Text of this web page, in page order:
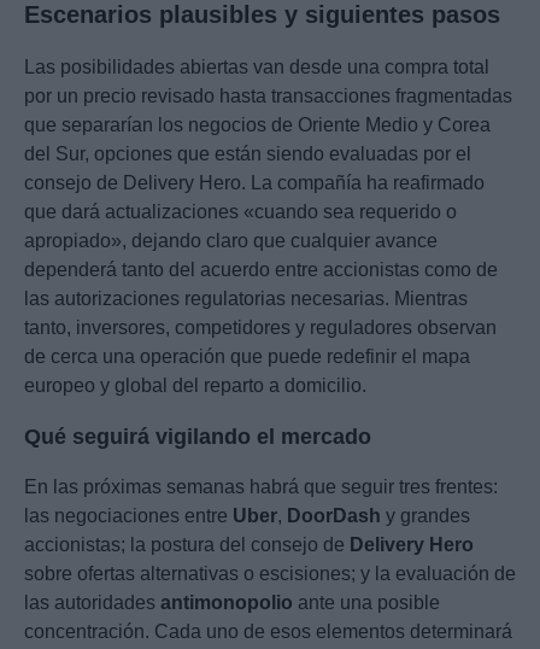
Escenarios plausibles y siguientes pasos
Las posibilidades abiertas van desde una compra total
por un precio revisado hasta transacciones fragmentadas
que separarían los negocios de Oriente Medio y Corea
del Sur, opciones que están siendo evaluadas por el
consejo de Delivery Hero. La compañía ha reafirmado
que dará actualizaciones «cuando sea requerido o
apropiado», dejando claro que cualquier avance
dependerá tanto del acuerdo entre accionistas como de
las autorizaciones regulatorias necesarias. Mientras
tanto, inversores, competidores y reguladores observan
de cerca una operación que puede redefinir el mapa
europeo y global del reparto a domicilio.
Qué seguirá vigilando el mercado
En las próximas semanas habrá que seguir tres frentes:
las negociaciones entre Uber, DoorDash y grandes
accionistas; la postura del consejo de Delivery Hero
sobre ofertas alternativas o escisiones; y la evaluación de
las autoridades antimonopolio ante una posible
concentración. Cada uno de esos elementos determinará